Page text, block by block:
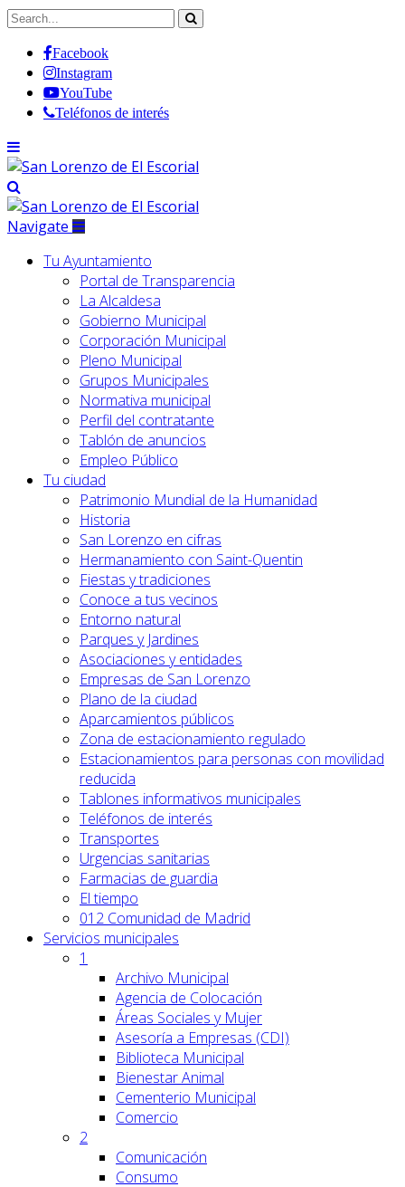
Facebook
Instagram
YouTube
Teléfonos de interés
Navigate
Tu Ayuntamiento
Portal de Transparencia
La Alcaldesa
Gobierno Municipal
Corporación Municipal
Pleno Municipal
Grupos Municipales
Normativa municipal
Perfil del contratante
Tablón de anuncios
Empleo Público
Tu ciudad
Patrimonio Mundial de la Humanidad
Historia
San Lorenzo en cifras
Hermanamiento con Saint-Quentin
Fiestas y tradiciones
Conoce a tus vecinos
Entorno natural
Parques y Jardines
Asociaciones y entidades
Empresas de San Lorenzo
Plano de la ciudad
Aparcamientos públicos
Zona de estacionamiento regulado
Estacionamientos para personas con movilidad
reducida
Tablones informativos municipales
Teléfonos de interés
Transportes
Urgencias sanitarias
Farmacias de guardia
El tiempo
012 Comunidad de Madrid
Servicios municipales
1
Archivo Municipal
Agencia de Colocación
Áreas Sociales y Mujer
Asesoría a Empresas (CDI)
Biblioteca Municipal
Bienestar Animal
Cementerio Municipal
Comercio
2
Comunicación
Consumo